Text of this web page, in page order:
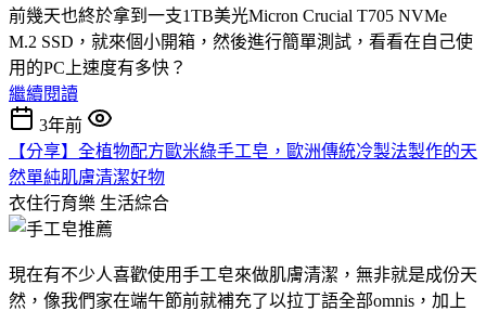
前幾天也終於拿到一支1TB美光Micron Crucial T705 NVMe
M.2 SSD，就來個小開箱，然後進行簡單測試，看看在自己使
用的PC上速度有多快？
繼續閱讀
3年前
【分享】全植物配方歐米綠手工皂，歐洲傳統冷製法製作的天
然單純肌膚清潔好物
衣住行育樂 生活綜合
現在有不少人喜歡使用手工皂來做肌膚清潔，無非就是成份天
然，像我們家在端午節前就補充了以拉丁語全部omnis，加上